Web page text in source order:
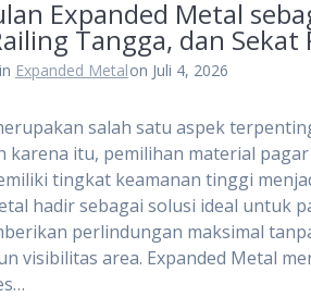
Expanded Metal
Tangga, dan Sekat
in Expanded Metalon Juli 4, 2026
salah satu aspek
karena itu, pemilihan material
tingkat keamanan tinggi
hadir sebagai solusi ideal untuk
perlindungan maksimal
visibilitas area. Expanded Metal